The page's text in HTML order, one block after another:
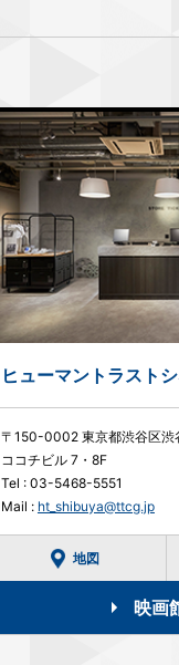
ヒューマントラスト
〒150-0002 東京都渋谷区
ココチビル 7・8F
Tel : 03-5468-5551
Mail : ht_shibuya@ttcg.jp
地図
映画